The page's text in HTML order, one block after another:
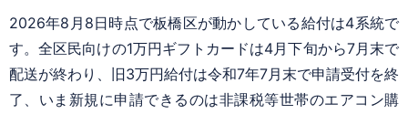
2026年8月8日時点で板橋区が動かしている給付は4系統で
す。全区民向けの1万円ギフトカードは4月下旬から7月末で
配送が終わり、旧3万円給付は令和7年7月末で申請受付を終
了、いま新規に申請できるのは非課税等世帯のエアコン購